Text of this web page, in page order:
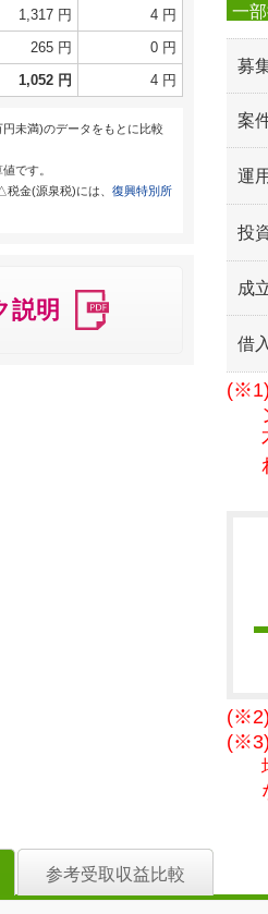
1,317 円
4 円
265 円
0 円
1,052 円 4 円
未満)のデータをもとに比較
です。
金(源泉税)には、 復興特別所
説明
一
募
案
運
投
成
借
(※1)
(※2)
(※3)
参考受取収益比較